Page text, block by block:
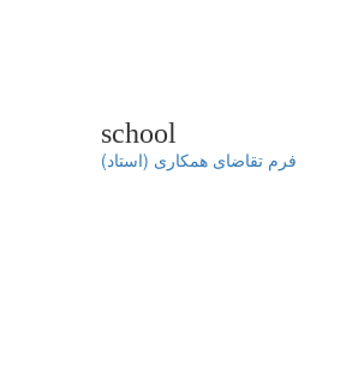
school
فرم تقاضای همکاری (استاد)